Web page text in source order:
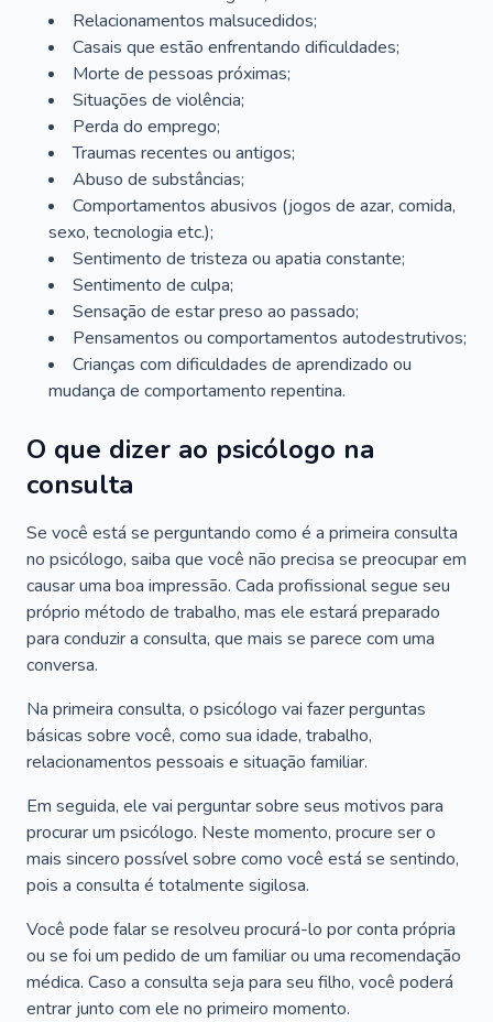
Relacionamentos malsucedidos;
Casais que estão enfrentando dificuldades;
Morte de pessoas próximas;
Situações de violência;
Perda do emprego;
Traumas recentes ou antigos;
Abuso de substâncias;
Comportamentos abusivos (jogos de azar, comida,
sexo, tecnologia etc.);
Sentimento de tristeza ou apatia constante;
Sentimento de culpa;
Sensação de estar preso ao passado;
Pensamentos ou comportamentos autodestrutivos;
Crianças com dificuldades de aprendizado ou
mudança de comportamento repentina.
O que dizer ao psicólogo na
consulta
Se você está se perguntando como é a primeira consulta
no psicólogo, saiba que você não precisa se preocupar em
causar uma boa impressão. Cada profissional segue seu
próprio método de trabalho, mas ele estará preparado
para conduzir a consulta, que mais se parece com uma
conversa.
Na primeira consulta, o psicólogo vai fazer perguntas
básicas sobre você, como sua idade, trabalho,
relacionamentos pessoais e situação familiar.
Em seguida, ele vai perguntar sobre seus motivos para
procurar um psicólogo. Neste momento, procure ser o
mais sincero possível sobre como você está se sentindo,
pois a consulta é totalmente sigilosa.
Você pode falar se resolveu procurá-lo por conta própria
ou se foi um pedido de um familiar ou uma recomendação
médica. Caso a consulta seja para seu filho, você poderá
entrar junto com ele no primeiro momento.